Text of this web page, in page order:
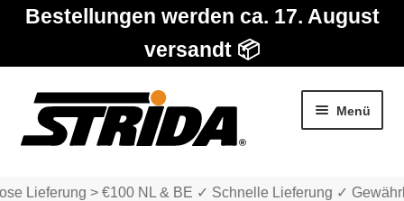
Bestellungen werden ca. 17. August
versandt 📦
Zur
Navigation
springen
Zum
Inhalt
springen
Menü
Lieferung > €100 NL & BE ✓ Schnelle Lieferung ✓